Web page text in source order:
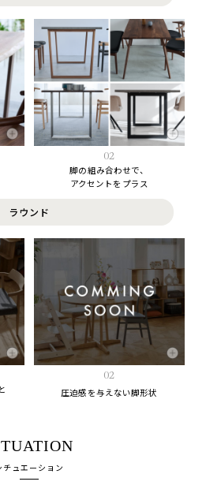
02
脚の組み合わせで、
アクセントをプラス
ラウンド
02
圧迫感を与えない脚形状
チュエーション